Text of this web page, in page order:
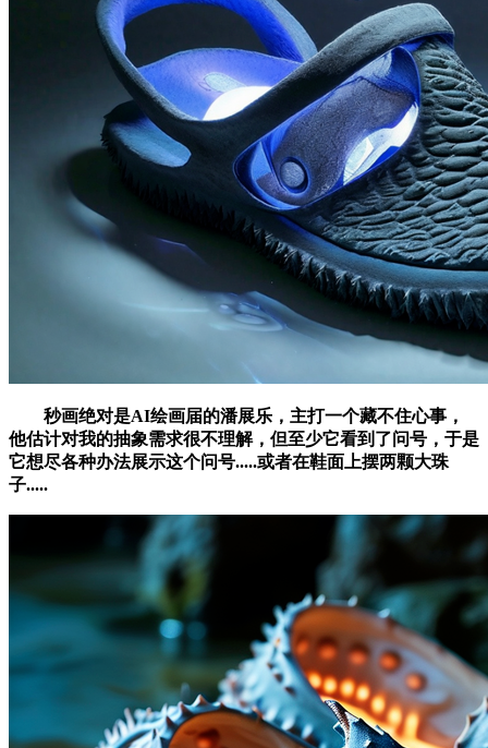
秒画绝对是AI绘画届的潘展乐，主打一个藏不住心事，
他估计对我的抽象需求很不理解，但至少它看到了问号，于是
它想尽各种办法展示这个问号.....或者在鞋面上摆两颗大珠
子.....